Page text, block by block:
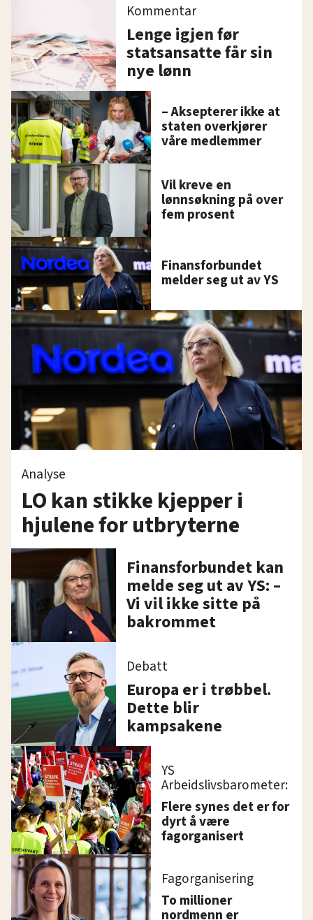
Kommentar
Lenge igjen før
statsansatte får sin
nye lønn
– Aksepterer ikke at
staten overkjører
våre medlemmer
Vil kreve en
lønnsøkning på over
fem prosent
Finansforbundet
melder seg ut av YS
Analyse
LO kan stikke kjepper i
hjulene for utbryterne
Finansforbundet kan
melde seg ut av YS: –
Vi vil ikke sitte på
bakrommet
Debatt
Europa er i trøbbel.
Dette blir
kampsakene
YS
Arbeidslivsbarometer:
Flere synes det er for
dyrt å være
fagorganisert
Fagorganisering
To millioner
nordmenn er